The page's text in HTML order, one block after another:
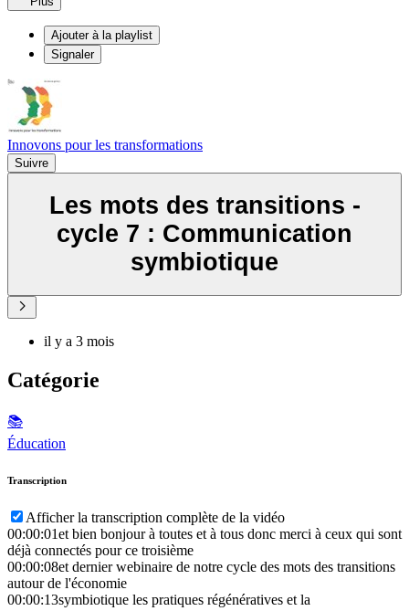
Ajouter à la playlist
Signaler
Innovons pour les transformations
Suivre
Les mots des transitions -
cycle 7 : Communication
symbiotique
il y a 3 mois
Catégorie
📚
Éducation
Transcription
Afficher la transcription complète de la vidéo
00:00:01et bien bonjour à toutes et à tous donc merci à ceux qui sont
déjà connectés pour ce troisième
00:00:08et dernier webinaire de notre cycle des mots des transitions
autour de l'économie
00:00:13symbiotique les pratiques régénératives et la